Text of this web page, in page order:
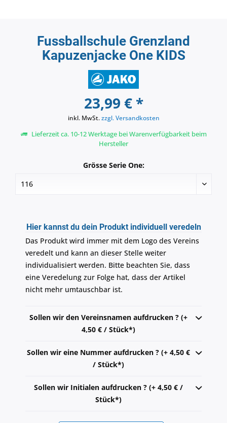
Fussballschule Grenzland
Kapuzenjacke One KIDS
23,99 € *
inkl. MwSt.zzgl. Versandkosten
Lieferzeit ca. 10-12 Werktage bei Warenverfügbarkeit beim
Hersteller
Grösse Serie One:
Hier kannst du dein Produkt individuell veredeln
Das Produkt wird immer mit dem Logo des Vereins
veredelt und kann an dieser Stelle weiter
individualisiert werden. Bitte beachten Sie, dass
eine Veredelung zur Folge hat, dass der Artikel
nicht mehr umtauschbar ist.
Sollen wir den Vereinsnamen aufdrucken ? (+
4,50 € / Stück*)
Sollen wir eine Nummer aufdrucken ? (+ 4,50 €
/ Stück*)
Sollen wir Initialen aufdrucken ? (+ 4,50 € /
Stück*)